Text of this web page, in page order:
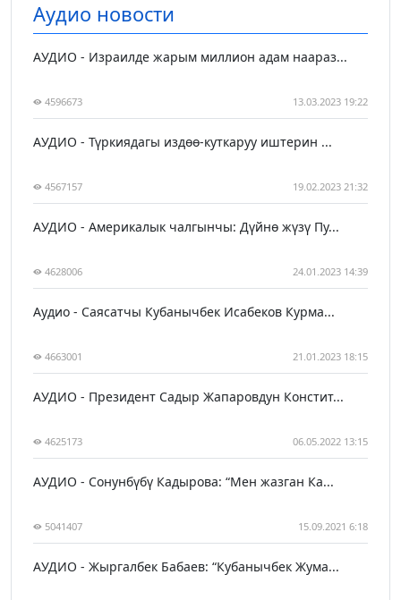
Аудио новости
АУДИО - Израилде жарым миллион адам наараз...
4596673 13.03.2023 19:22
АУДИО - Түркиядагы издөө-куткаруу иштерин ...
4567157 19.02.2023 21:32
АУДИО - Америкалык чалгынчы: Дүйнө жүзү Пу...
4628006 24.01.2023 14:39
Аудио - Саясатчы Кубанычбек Исабеков Курма...
4663001 21.01.2023 18:15
АУДИО - Президент Садыр Жапаровдун Констит...
4625173 06.05.2022 13:15
АУДИО - Сонунбүбү Кадырова: “Мен жазган Ка...
5041407 15.09.2021 6:18
АУДИО - Жыргалбек Бабаев: “Кубанычбек Жума...